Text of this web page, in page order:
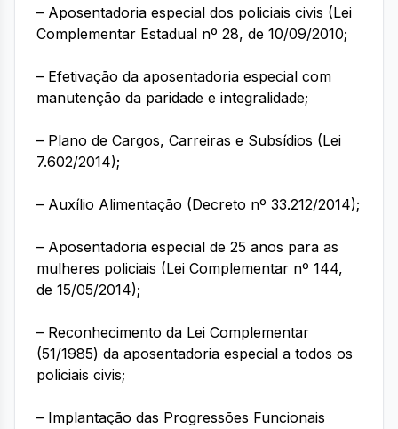
– Aposentadoria especial dos policiais civis (Lei
Complementar Estadual nº 28, de 10/09/2010;
– Efetivação da aposentadoria especial com
manutenção da paridade e integralidade;
– Plano de Cargos, Carreiras e Subsídios (Lei
7.602/2014);
– Auxílio Alimentação (Decreto nº 33.212/2014);
– Aposentadoria especial de 25 anos para as
mulheres policiais (Lei Complementar nº 144,
de 15/05/2014);
– Reconhecimento da Lei Complementar
(51/1985) da aposentadoria especial a todos os
policiais civis;
– Implantação das Progressões Funcionais